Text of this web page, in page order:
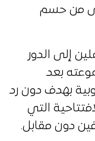
أخرى من حسم
إلى الدور
بعد
بهدف دون رد
التي
دون مقابل.